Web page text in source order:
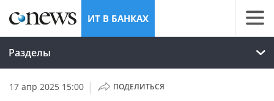
ИТ В БАНКАХ
Разделы
17 апр 2025 15:00 | ПОДЕЛИТЬСЯ